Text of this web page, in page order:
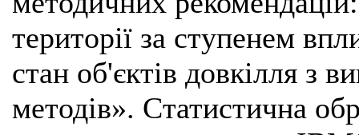
території за ступенем
стан об'єктів довкілля з
методів». Статистична